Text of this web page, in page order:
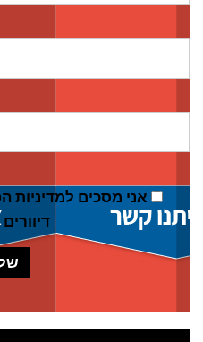
אני מסכים למדיניות